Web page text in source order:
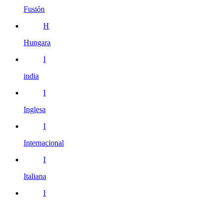
Fusión
H
Hungara
I
india
I
Inglesa
I
Internacional
I
Italiana
I